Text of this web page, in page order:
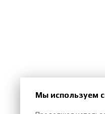
Мы используем